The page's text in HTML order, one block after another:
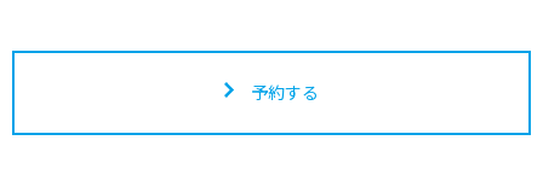
予約する